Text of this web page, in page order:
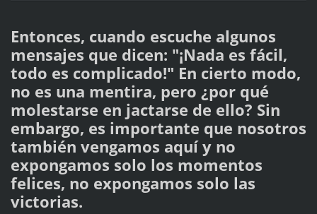
Entonces, cuando escuche algunos
mensajes que dicen: "¡Nada es fácil,
todo es complicado!" En cierto modo,
no es una mentira, pero ¿por qué
molestarse en jactarse de ello? Sin
embargo, es importante que nosotros
también vengamos aquí y no
expongamos solo los momentos
felices, no expongamos solo las
victorias.